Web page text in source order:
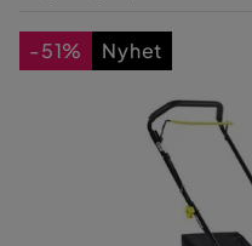
-51% Nyhet